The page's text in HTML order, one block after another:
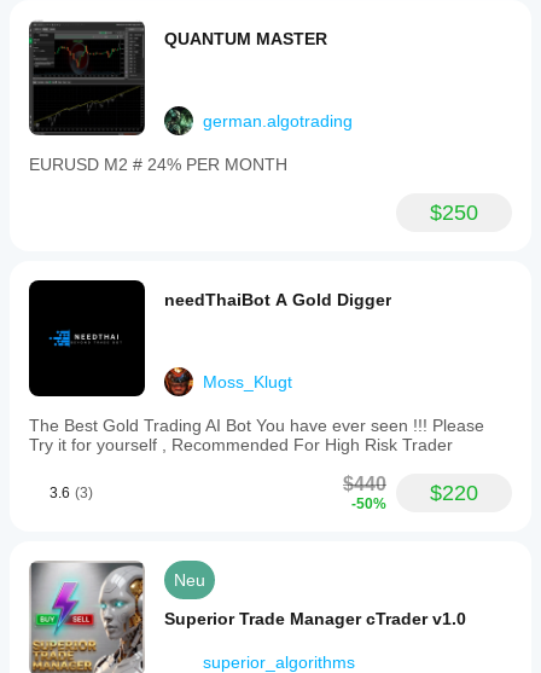
QUANTUM MASTER
german.algotrading
EURUSD M2 # 24% PER MONTH
$250
needThaiBot A Gold Digger
Moss_Klugt
The Best Gold Trading AI Bot You have ever seen !!! Please
Try it for yourself , Recommended For High Risk Trader
3.6 (3) $440
-50% $220
Neu
Superior Trade Manager cTrader v1.0
superior_algorithms